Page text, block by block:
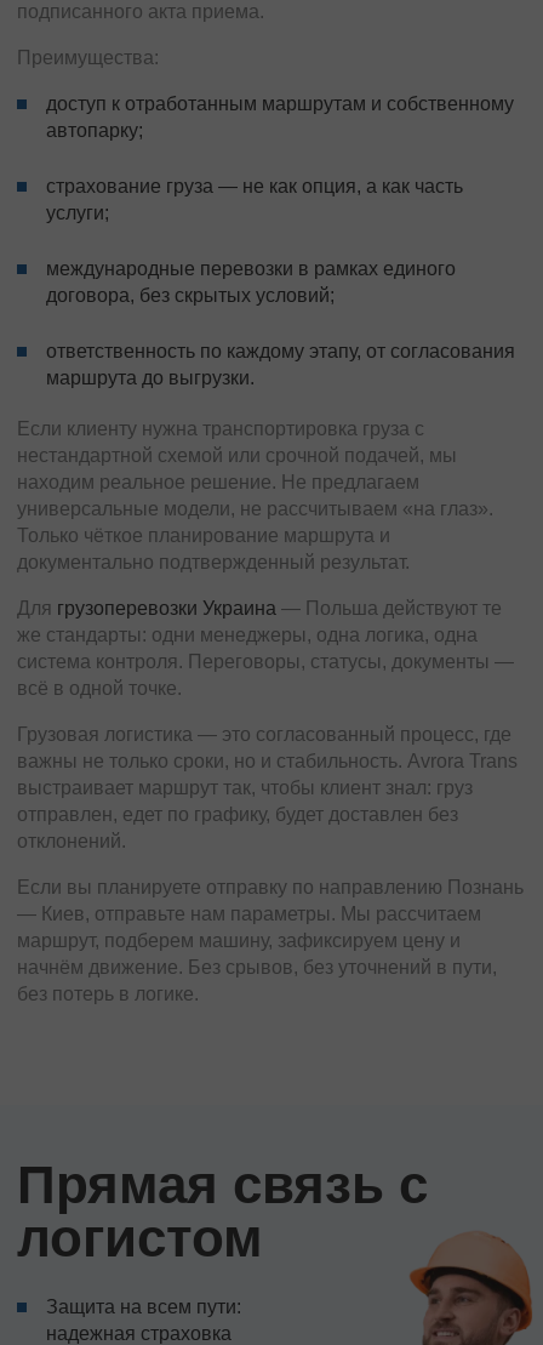
подписанного акта приема.
Преимущества:
доступ к отработанным маршрутам и собственному
автопарку;
страхование груза — не как опция, а как часть
услуги;
международные перевозки в рамках единого
договора, без скрытых условий;
ответственность по каждому этапу, от согласования
маршрута до выгрузки.
Если клиенту нужна транспортировка груза с
нестандартной схемой или срочной подачей, мы
находим реальное решение. Не предлагаем
универсальные модели, не рассчитываем «на глаз».
Только чёткое планирование маршрута и
документально подтвержденный результат.
Для грузоперевозки Украина — Польша действуют те
же стандарты: одни менеджеры, одна логика, одна
система контроля. Переговоры, статусы, документы —
всё в одной точке.
Грузовая логистика — это согласованный процесс, где
важны не только сроки, но и стабильность. Avrora Trans
выстраивает маршрут так, чтобы клиент знал: груз
отправлен, едет по графику, будет доставлен без
отклонений.
Если вы планируете отправку по направлению Познань
— Киев, отправьте нам параметры. Мы рассчитаем
маршрут, подберем машину, зафиксируем цену и
начнём движение. Без срывов, без уточнений в пути,
без потерь в логике.
Прямая связь с
логистом
Защита на всем пути:
надежная страховка